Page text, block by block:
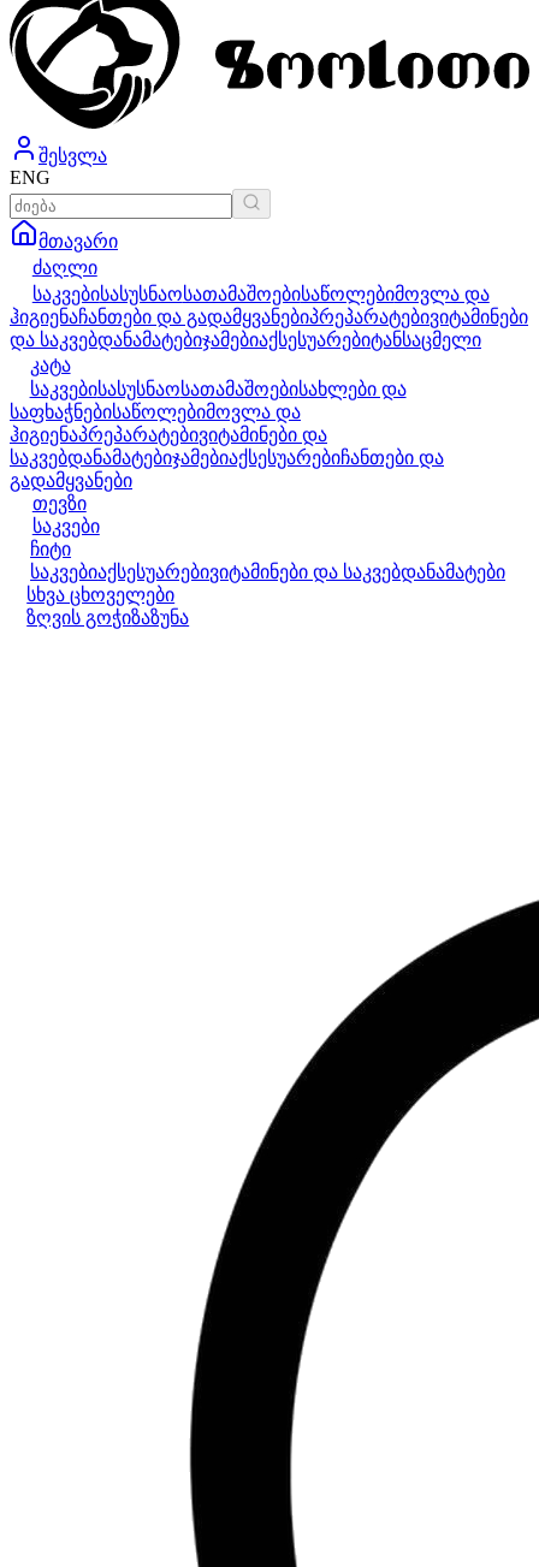
შესვლა
ENG
მთავარი
ძაღლი
საკვებისასუსნაოსათამაშოებისაწოლებიმოვლა და
ჰიგიენაჩანთები და გადამყვანებიპრეპარატებივიტამინები
და საკვებდანამატებიჯამებიაქსესუარებიტანსაცმელი
კატა
საკვებისასუსნაოსათამაშოებისახლები და
საფხაჭნებისაწოლებიმოვლა და
ჰიგიენაპრეპარატებივიტამინები და
საკვებდანამატებიჯამებიაქსესუარებიჩანთები და
გადამყვანები
თევზი
საკვები
ჩიტი
საკვებიაქსესუარებივიტამინები და საკვებდანამატები
სხვა ცხოველები
ზღვის გოჭიზაზუნა